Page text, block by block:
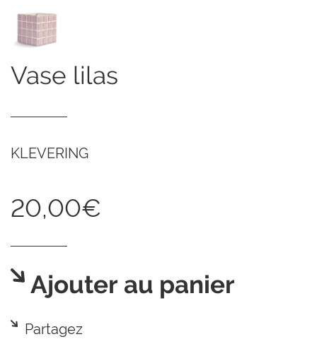
vase lilas
KLEVERING
20,00€
Ajouter au panier
Partagez